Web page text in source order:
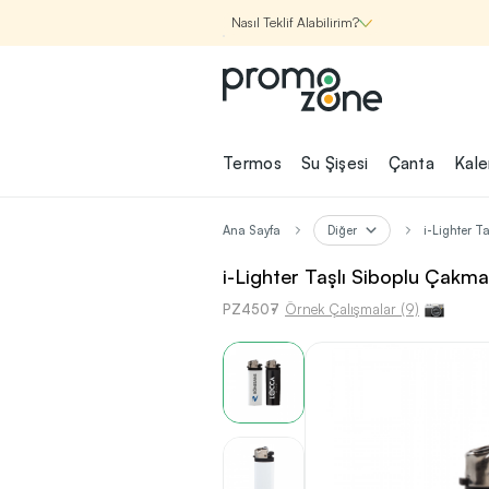
Nasıl Teklif Alabilirim?
Promozone
Nasıl Çalışır?
Şirketin için İhtiyacın
Olan
Promosyon
Bul!
1
kategorilerde binlerce kaliteli ve
garantisi ile Promozone'da
Termos Su Şişesi Çanta
Ana Sayfa Diğer i-Lighter
i-Lighter Taşlı Siboplu
PZ4507 Örnek Çalışmalar (9)